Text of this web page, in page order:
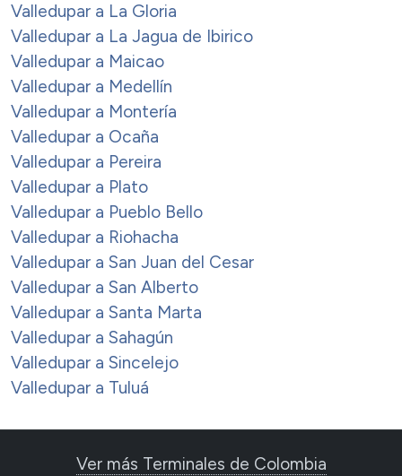
Valledupar a La Gloria
Valledupar a La Jagua de Ibirico
Valledupar a Maicao
Valledupar a Medellín
Valledupar a Montería
Valledupar a Ocaña
Valledupar a Pereira
Valledupar a Plato
Valledupar a Pueblo Bello
Valledupar a Riohacha
Valledupar a San Juan del Cesar
Valledupar a San Alberto
Valledupar a Santa Marta
Valledupar a Sahagún
Valledupar a Sincelejo
Valledupar a Tuluá
Ver más Terminales de Colombia